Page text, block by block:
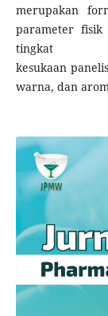
merupakan
parameter fisik
tingkat
kesukaan
warna, dan